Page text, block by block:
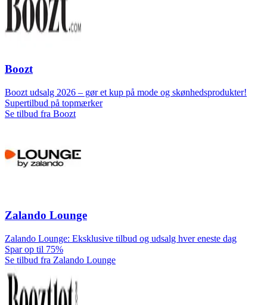
Boozt
Boozt udsalg 2026 – gør et kup på mode og skønhedsprodukter!
Supertilbud på topmærker
Se tilbud fra Boozt
Zalando Lounge
Zalando Lounge: Eksklusive tilbud og udsalg hver eneste dag
Spar op til 75%
Se tilbud fra Zalando Lounge